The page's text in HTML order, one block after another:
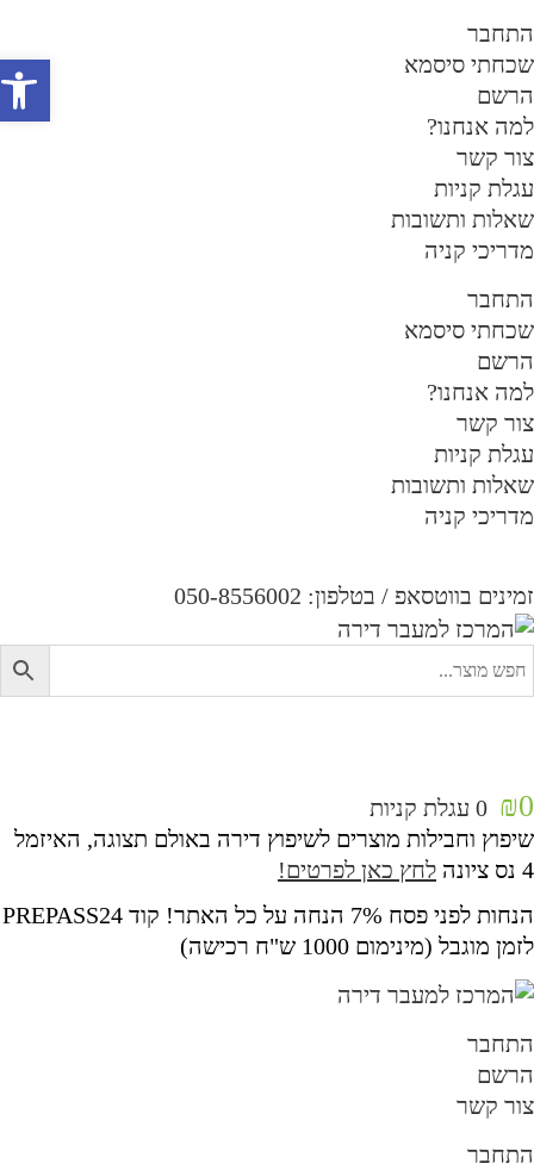
סיסמא
אנחנו?
קשר
קניות
ותשובות
קניה
סיסמא
אנחנו?
קשר
קניות
ותשובות
קניה
בווטסאפ / בטלפון: 050-8556002
₪
0 עגלת קניות
וחבילות מוצרים לשיפוץ דירה באולם תצוגה, האיזמל
לחץ כאן לפרטים!
הנחות לפני פסח 7% הנחה על כל האתר! קוד PREPASS24
מוגבל (מינימום 1000 ש"ח רכישה)
קשר